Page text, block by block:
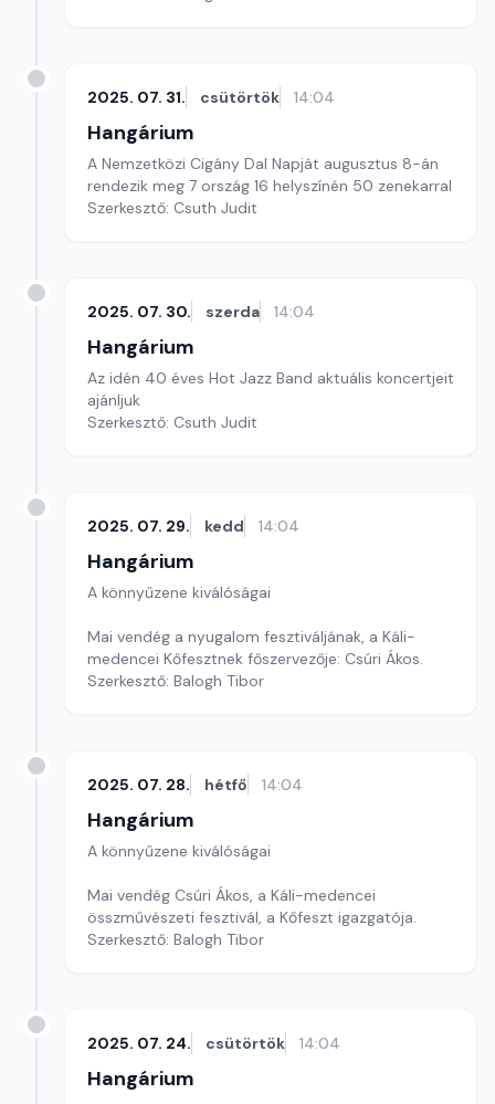
2025. 07. 31. csütörtök 14:04
Hangárium
A Nemzetközi Cigány Dal Napját augusztus 8-án
rendezik meg 7 ország 16 helyszínén 50 zenekarral
Szerkesztő: Csuth Judit
2025. 07. 30. szerda 14:04
Hangárium
Az idén 40 éves Hot Jazz Band aktuális koncertjeit
ajánljuk
Szerkesztő: Csuth Judit
2025. 07. 29. kedd 14:04
Hangárium
A könnyűzene kiválóságai
Mai vendég a nyugalom fesztiváljának, a Káli-
medencei Kőfesztnek főszervezője: Csúri Ákos.
Szerkesztő: Balogh Tibor
2025. 07. 28. hétfő 14:04
Hangárium
A könnyűzene kiválóságai
Mai vendég Csúri Ákos, a Káli-medencei
összművészeti fesztivál, a Kőfeszt igazgatója.
Szerkesztő: Balogh Tibor
2025. 07. 24. csütörtök 14:04
Hangárium